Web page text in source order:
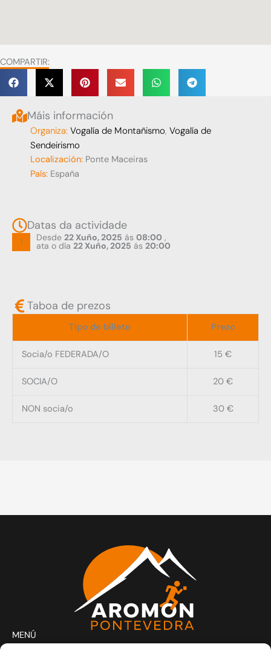
COMPARTIR:
Máis información
Organiza: Vogalía de Montañismo, Vogalía de
Sendeirismo
Localización: Ponte Maceiras
País: España
Datas da actividade
1 Desde 22 Xuño, 2025 ás 08:00 ,
ata o día 22 Xuño, 2025 ás 20:00
Taboa de prezos
Tipo de billete Prezo
Socia/o FEDERADA/O 15 €
SOCIA/O 20 €
NON socia/o 30 €
MENÚ
Actividades